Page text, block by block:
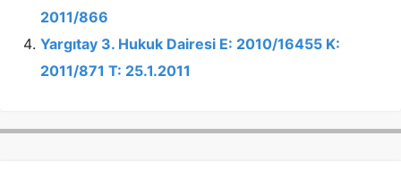
2011/866
Yargıtay 3. Hukuk Dairesi E: 2010/16455 K:
2011/871 T: 25.1.2011